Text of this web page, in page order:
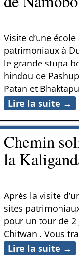
Visite d’une
patrimoniaux à
le grande stupa
hindou de
Patan et
Lire la suite →
Chemin
la
Après la visite
sites
pour un tour de
Chitwan . Vous
Lire la suite →